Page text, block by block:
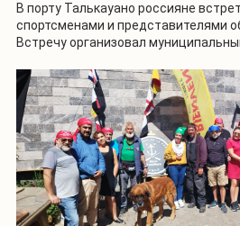
В порту Талькауано россияне
спортсменами и представителями
Встречу организовал